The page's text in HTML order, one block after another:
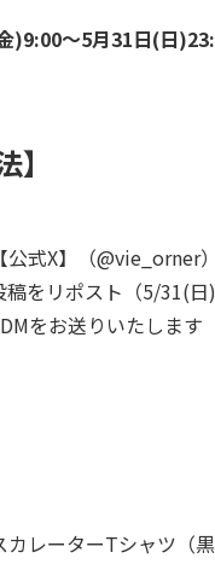
)9:00～5月31日(日
】
式X】（@vie_orner
をリポスト（5/31(日
をお送りいたします
レーターTシャツ（